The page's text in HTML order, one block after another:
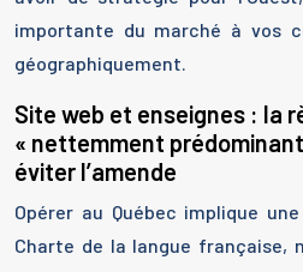
importante du marché à vos
géographiquement.
Site web et enseignes : la
« nettemment
éviter l’amende
Opérer au Québec implique
Charte de la langue française,